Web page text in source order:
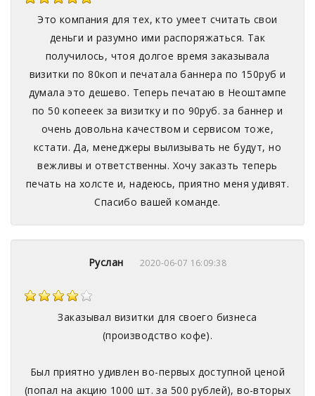
Это компания для тех, кто умеет считать свои
деньги и разумно ими распоряжаться. Так
получилось, чтоя долгое время заказывала
визитки по 80коп и печатала баннера по 150руб и
думала это дешево. Теперь печатаю в Неоштампе
по 50 копееек за визитку и по 90руб. за баннер и
очень довольна качеством и сервисом тоже,
кстати. Да, менеджеры вылизывать не будут, но
вежливы и ответственны. Хочу заказть теперь
печать на холсте и, надеюсь, приятно меня удивят.
Спасибо вашей команде.
Руслан 2020-06-07 16:09:38
Заказывал визитки для своего бизнеса
(производство кофе).
Был приятно удивлен во-первых доступной ценой
(попал на акцию 1000 шт. за 500 рублей), во-вторых